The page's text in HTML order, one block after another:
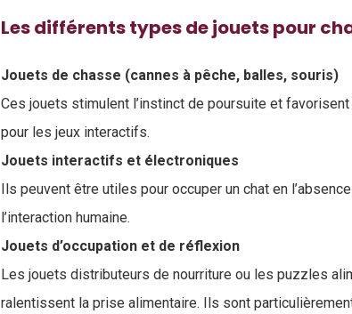
Les différents types de jouets pour
Jouets de chasse (cannes à pêche, balles, souris)
Ces jouets stimulent l’instinct de poursuite et
pour les jeux interactifs.
Jouets interactifs et électroniques
Ils peuvent être utiles pour occuper un chat en
l’interaction humaine.
Jouets d’occupation et de réflexion
Les jouets distributeurs de nourriture ou les puzzles
ralentissent la prise alimentaire. Ils sont